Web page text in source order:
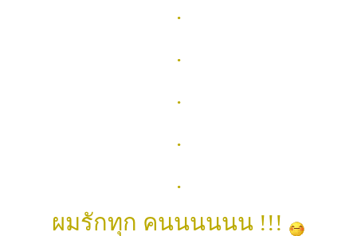
.
.
.
.
.
ผมรักทุก คนนนนนน !!!